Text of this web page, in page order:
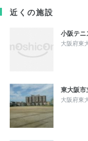
近くの施設
小阪テニ
大阪府東
東大阪市
大阪府東